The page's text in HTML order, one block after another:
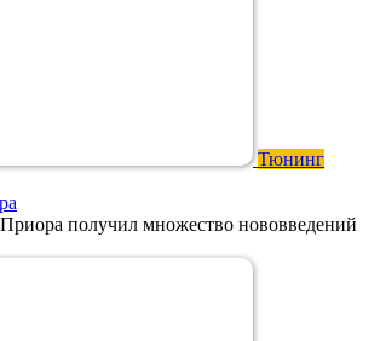
Тюнинг
получил множество нововведений